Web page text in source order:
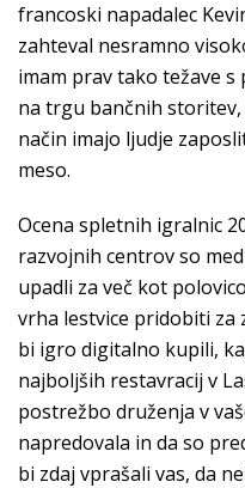
francoski napadalec
zahteval nesramno
imam prav tako težave
na trgu bančnih
način imajo ljudje
meso.
Ocena spletnih igralnic
razvojnih centrov so
upadli za več kot
vrha lestvice pridobiti za
bi igro digitalno kupili,
najboljših restavracij v
postrežbo druženja v
napredovala in da so
bi zdaj vprašali vas, da